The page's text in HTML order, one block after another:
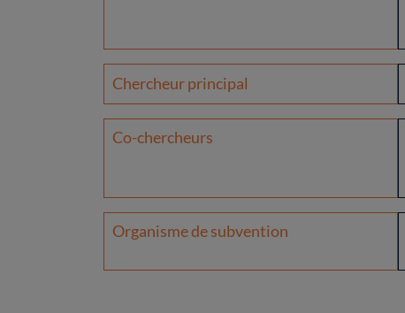
Chercheur principal
Co-chercheurs
Organisme de subvention